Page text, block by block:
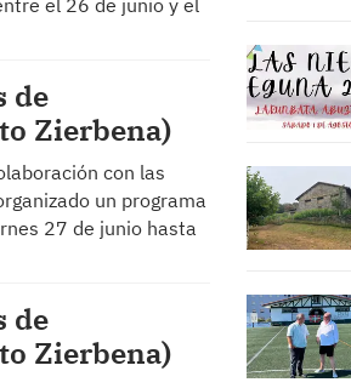
el 26 de junio y el
de
Zierbena)
con las
un programa
27 de junio hasta
de
Zierbena)